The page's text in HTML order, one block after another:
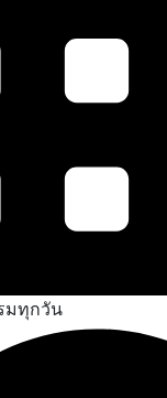
มทุกวัน